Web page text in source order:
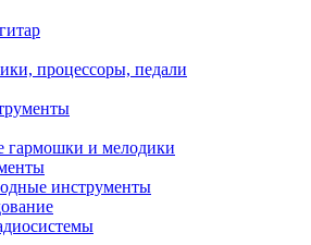
процессоры, педали
гармошки и мелодики
инструменты